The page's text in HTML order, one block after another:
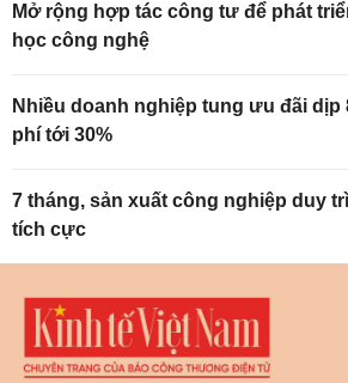
Mở rộng hợp tác công tư để phát
học công nghệ
Nhiều doanh nghiệp tung ưu đãi dịp
phí tới 30%
7 tháng, sản xuất công nghiệp duy
tích cực